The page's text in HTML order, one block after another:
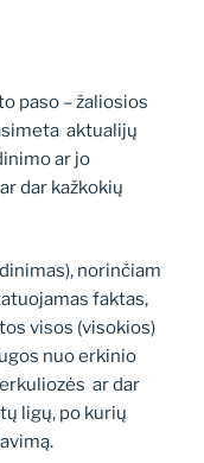
paso – žaliosios
aktualijų
ar jo
dar kažkokių
norinčiam
faktas,
visos (visokios)
nuo erkinio
ar dar
ligų, po kurių